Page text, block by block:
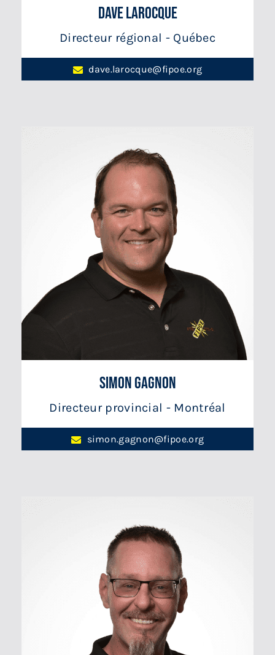
Dave Larocque
Directeur régional - Québec
dave.larocque@fipoe.org
Simon Gagnon
Directeur provincial - Montréal
simon.gagnon@fipoe.org